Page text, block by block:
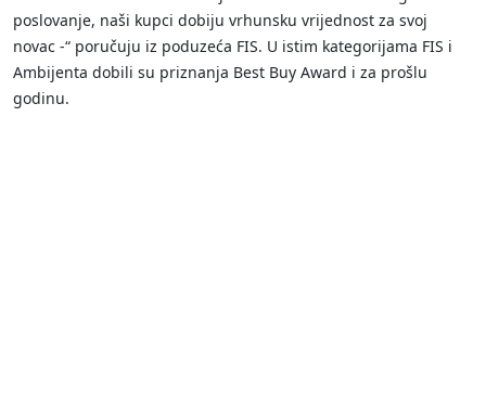
poslovanje, naši kupci dobiju vrhunsku vrijednost za svoj
novac -“ poručuju iz poduzeća FIS. U istim kategorijama FIS i
Ambijenta dobili su priznanja Best Buy Award i za prošlu
godinu.